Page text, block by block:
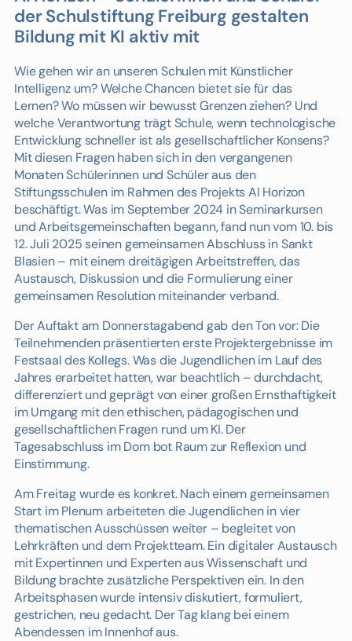
der Schulstiftung Freiburg gestalten
Bildung mit KI aktiv mit
Wie gehen wir an unseren Schulen mit Künstlicher
Intelligenz um? Welche Chancen bietet sie für das
Lernen? Wo müssen wir bewusst Grenzen ziehen? Und
welche Verantwortung trägt Schule, wenn technologische
Entwicklung schneller ist als gesellschaftlicher Konsens?
Mit diesen Fragen haben sich in den vergangenen
Monaten Schülerinnen und Schüler aus den
Stiftungsschulen im Rahmen des Projekts AI Horizon
beschäftigt. Was im September 2024 in Seminarkursen
und Arbeitsgemeinschaften begann, fand nun vom 10. bis
12. Juli 2025 seinen gemeinsamen Abschluss in Sankt
Blasien – mit einem dreitägigen Arbeitstreffen, das
Austausch, Diskussion und die Formulierung einer
gemeinsamen Resolution miteinander verband.
Der Auftakt am Donnerstagabend gab den Ton vor: Die
Teilnehmenden präsentierten erste Projektergebnisse im
Festsaal des Kollegs. Was die Jugendlichen im Lauf des
Jahres erarbeitet hatten, war beachtlich – durchdacht,
differenziert und geprägt von einer großen Ernsthaftigkeit
im Umgang mit den ethischen, pädagogischen und
gesellschaftlichen Fragen rund um KI. Der
Tagesabschluss im Dom bot Raum zur Reflexion und
Einstimmung.
Am Freitag wurde es konkret. Nach einem gemeinsamen
Start im Plenum arbeiteten die Jugendlichen in vier
thematischen Ausschüssen weiter – begleitet von
Lehrkräften und dem Projektteam. Ein digitaler Austausch
mit Expertinnen und Experten aus Wissenschaft und
Bildung brachte zusätzliche Perspektiven ein. In den
Arbeitsphasen wurde intensiv diskutiert, formuliert,
gestrichen, neu gedacht. Der Tag klang bei einem
Abendessen im Innenhof aus.